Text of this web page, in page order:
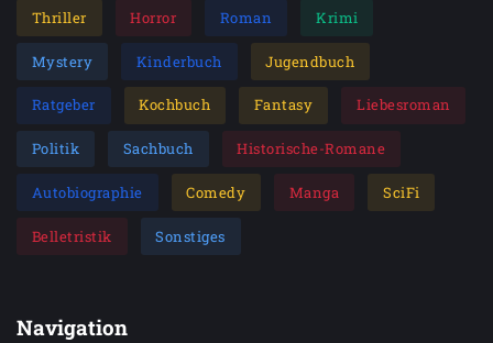
Thriller Horror Roman Krimi
Mystery Kinderbuch Jugendbuch
Ratgeber Kochbuch Fantasy Liebesroman
Politik Sachbuch Historische-Romane
Autobiographie Comedy Manga SciFi
Belletristik Sonstiges
Navigation